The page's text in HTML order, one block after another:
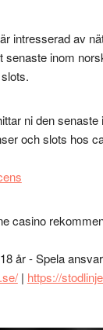
intresserad av
senaste inom
ni den senaste
och slots hos
casino
år - Spela
| https://